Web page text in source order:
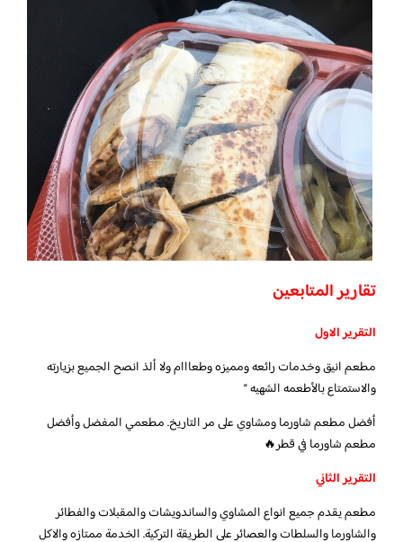
تقارير المتابعين
التقرير الاول
مطعم انيق وخدمات رائعه ومميزه وطعااام ولا ألذ انصح الجميع بزيارته
والاستمتاع بالأطعمه الشهيه ”
أفضل مطعم شاورما ومشاوي على مر التاريخ. مطعمي المفضل وأفضل
مطعم شاورما في قطر🔥
التقرير الثاني
مطعم يقدم جميع انواع المشاوي والساندويشات والمقبلات والفطائر
والشاورما والسلطات والعصائر على الطريقة التركية. الخدمة ممتازه والاكل